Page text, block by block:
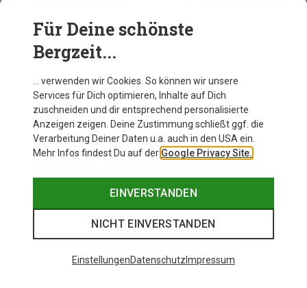
Adventure Menu
Creme-Risotto mit Spargel und Brokkoli
Für Deine schönste
Bergzeit...
… verwenden wir Cookies. So können wir unsere
Services für Dich optimieren, Inhalte auf Dich
zuschneiden und dir entsprechend personalisierte
Anzeigen zeigen. Deine Zustimmung schließt ggf. die
Verarbeitung Deiner Daten u.a. auch in den USA ein.
Mehr Infos findest Du auf der Google Privacy Site.
EINVERSTANDEN
NICHT EINVERSTANDEN
EinstellungenDatenschutz Impressum